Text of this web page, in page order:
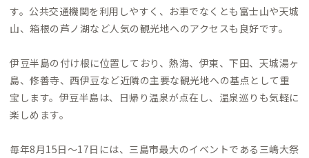
す。公共交通機関を利用しやすく、お車でなくとも富士山や天城
山、箱根の芦ノ湖など人気の観光地へのアクセスも良好です。
伊豆半島の付け根に位置しており、熱海、伊東、下田、天城湯ヶ
島、修善寺、西伊豆など近隣の主要な観光地への基点として重
宝します。伊豆半島は、日帰り温泉が点在し、温泉巡りも気軽に
楽しめます。
毎年8月15日～17日には、三島市最大のイベントである三嶋大祭